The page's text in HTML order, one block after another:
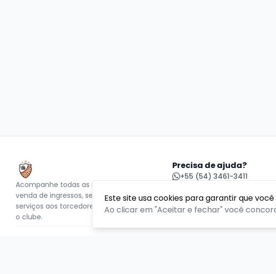
Este site usa cookies para garantir que
Ao clicar em "Aceitar e fechar" você
Acompanhe todas as notícias sobre o time,
venda de ingressos, serviços aos sócios,
serviços aos torcedores e informações sobre
o clube.
Precisa de ajuda?
+55 (54) 3461-3411
Central de Ajuda